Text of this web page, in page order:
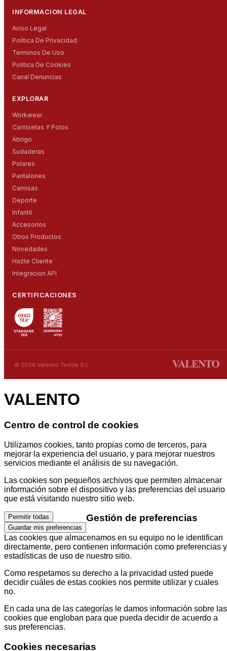
INFORMACION LEGAL
Aviso Legal
Politica De Privacidad
Terminos De Uso
Politica De Cookies
Canal Denuncias
EXPLORAR
Workwear
Camisetas Y Polos
Abrigo
Sudaderas
Polares
Pantalones
Camisas
Deporte
Infantil
Accesorios
Otros Productos
Novedades
Hazte Cliente
Integracion API
CERTIFICACIONES
© 2026 Valento Textile S.L.
VALENTO
Centro de control de cookies
Utilizamos cookies, tanto propias como de terceros, para
mejorar la experiencia del usuario, y para mejorar nuestros
servicios mediante el análisis de su navegación.
Las cookies son pequeños archivos que permiten almacenar
información sobre el dispositivo y las preferencias del usuario
que está visitando nuestro sitio web.
Permitir todas
Guardar mis preferencias
Gestión de preferencias
Las cookies que almacenamos en su equipo no le identifican
directamente, pero contienen información como preferencias y
estadísticas de uso de nuestro sitio.
Como respetamos su derecho a la privacidad usted puede
decidir cuáles de estas cookies nos permite utilizar y cuales
no.
En cada una de las categorías le damos información sobre las
cookies que engloban para que pueda decidir de acuerdo a
sus preferencias.
Cookies necesarias